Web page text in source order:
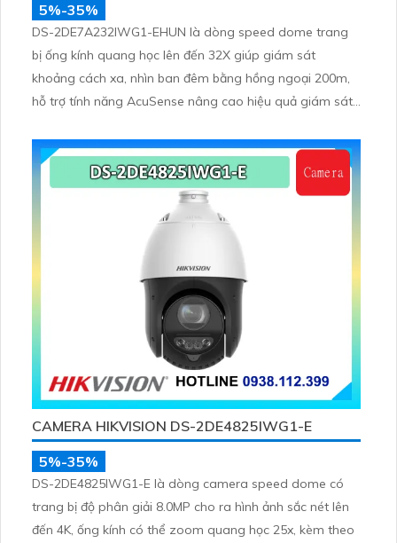
5%-35%
DS-2DE7A232IWG1-EHUN là dòng speed dome trang
bị ống kính quang học lên đến 32X giúp giám sát
khoảng cách xa, nhìn ban đêm bằng hồng ngoại 200m,
hỗ trợ tính năng AcuSense nâng cao hiệu quả giám sát
learning
CAMERA HIKVISION DS-2DE4825IWG1-E
5%-35%
DS-2DE4825IWG1-E là dòng camera speed dome có
trang bị độ phân giải 8.0MP cho ra hình ảnh sắc nét lên
đến 4K, ống kính có thể zoom quang học 25x, kèm theo